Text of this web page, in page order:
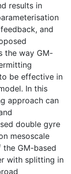
results in
and
the way GM-
be effective in
In this
approach can
double gyre
mesoscale
GM-based
with splitting in